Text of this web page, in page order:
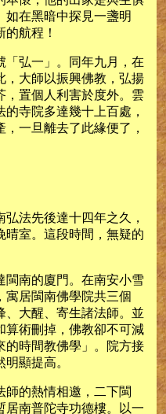
如在黑暗中探見一盞明
航程！
「弘一」。同年九月，在
，大師以振興佛教，弘揚
，置個人利害於度外。雲
寺院多達幾十上百處，
一旦離去了此緣便了，
法先後達十四年之久，
晴室。這段時間，無疑的
閩南的廈門。在南安小雪
寓居閩南佛學院共三個
、大醒、寄生諸法師。並
算術刪掉，佛教卻不可減
的時間教佛學」。院方接
顯提高。
師的熱情相邀，二下閩
居南普陀寺功德樓。以一